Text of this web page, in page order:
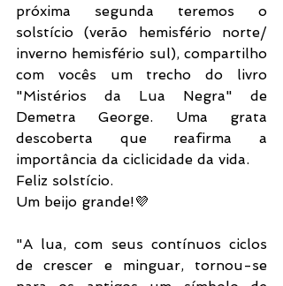
próxima segunda teremos o
solstício (verão hemisfério norte/
inverno hemisfério sul), compartilho
com vocês um trecho do livro
"Mistérios da Lua Negra" de
Demetra George. Uma grata
descoberta que reafirma a
importância da ciclicidade da vida.
Feliz solstício.
Um beijo grande!💜
"A lua, com seus contínuos ciclos
de crescer e minguar, tornou-se